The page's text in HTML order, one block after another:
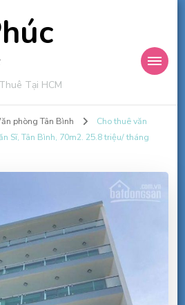
Tại HCM
phòng Tân Bình
Cho thuê văn
Sĩ, Tân Bình, 70m2. 25.8 triệu/ tháng